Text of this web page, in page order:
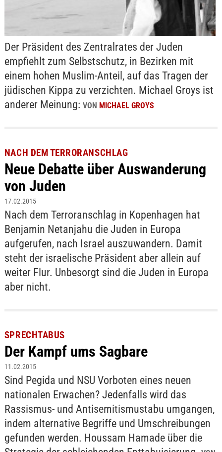
Der Präsident des Zentralrates der Juden
empfiehlt zum Selbstschutz, in Bezirken mit
einem hohen Muslim-Anteil, auf das Tragen der
jüdischen Kippa zu verzichten. Michael Groys ist
anderer Meinung: VON MICHAEL GROYS
NACH DEM TERRORANSCHLAG
Neue Debatte über Auswanderung
von Juden
17.02.2015
Nach dem Terroranschlag in Kopenhagen hat
Benjamin Netanjahu die Juden in Europa
aufgerufen, nach Israel auszuwandern. Damit
steht der israelische Präsident aber allein auf
weiter Flur. Unbesorgt sind die Juden in Europa
aber nicht.
SPRECHTABUS
Der Kampf ums Sagbare
11.02.2015
Sind Pegida und NSU Vorboten eines neuen
nationalen Erwachen? Jedenfalls wird das
Rassismus- und Antisemitismustabu umgangen,
indem alternative Begriffe und Umschreibungen
gefunden werden. Houssam Hamade über die